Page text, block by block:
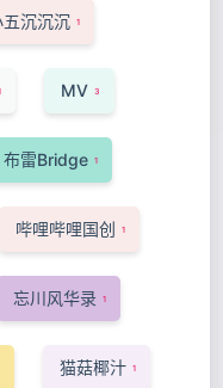
五沉沉沉 1
MV 3
布雷Bridge 1
哔哩哔哩国创 1
忘川风华录 1
猫菇椰汁 1